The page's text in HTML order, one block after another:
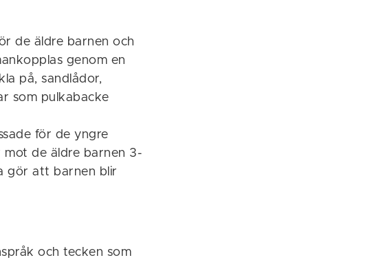
de äldre barnen och
genom en
på, sandlådor,
som pulkabacke
för de yngre
mot de äldre barnen 3-
gör att barnen blir
och tecken som